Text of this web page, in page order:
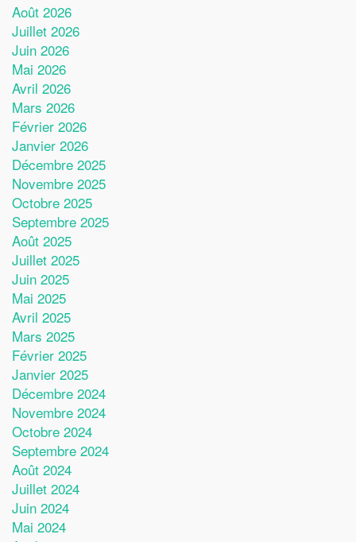
Août 2026
Juillet 2026
Juin 2026
Mai 2026
Avril 2026
Mars 2026
Février 2026
Janvier 2026
Décembre 2025
Novembre 2025
Octobre 2025
Septembre 2025
Août 2025
Juillet 2025
Juin 2025
Mai 2025
Avril 2025
Mars 2025
Février 2025
Janvier 2025
Décembre 2024
Novembre 2024
Octobre 2024
Septembre 2024
Août 2024
Juillet 2024
Juin 2024
Mai 2024